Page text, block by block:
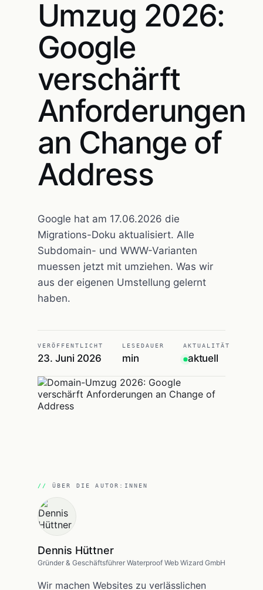
Umzug 2026:
Google
verschärft
Anforderungen
an Change of
Address
Google hat am 17.06.2026 die
Migrations-Doku aktualisiert. Alle
Subdomain- und WWW-Varianten
muessen jetzt mit umziehen. Was wir
aus der eigenen Umstellung gelernt
haben.
VERÖFFENTLICHT
23. Juni 2026
LESEDAUER
min
AKTUALITÄT
aktuell
ÜBER DIE AUTOR:INNEN
Dennis Hüttner
Gründer & Geschäftsführer Waterproof Web Wizard GmbH
Wir machen Websites zu verlässlichen